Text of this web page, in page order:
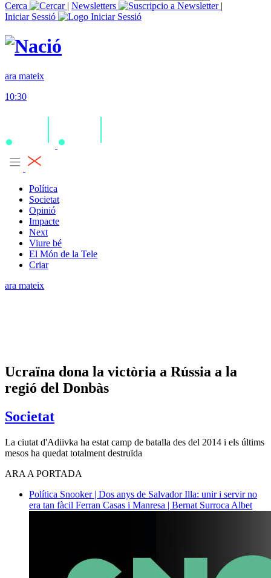
Cerca
| Newsletters
|
Iniciar Sessió
ara mateix
10:30
Política
Societat
Opinió
Impacte
Next
Viure bé
El Món de la Tele
Criar
ara mateix
Ucraïna dona la victòria a Rússia a la
regió del Donbàs
Societat
La ciutat d'Adiivka ha estat camp de batalla des del 2014 i els últims
mesos ha quedat totalment destruïda
ARA A PORTADA
Política Snooker | Dos anys de Salvador Illa: unir i servir no
era tan fàcil Ferran Casas i Manresa | Bernat Surroca Albet